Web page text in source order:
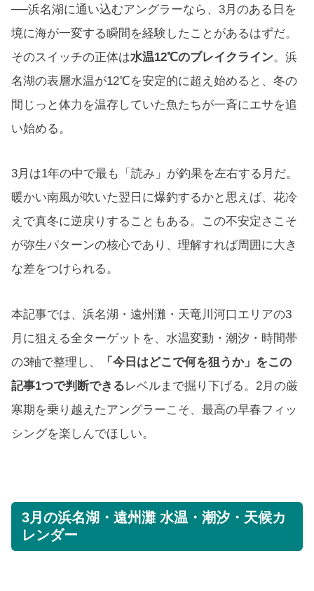
──浜名湖に通い込むアングラーなら、3月のある日を
境に海が一変する瞬間を経験したことがあるはずだ。
そのスイッチの正体は水温12℃のブレイクライン。浜
名湖の表層水温が12℃を安定的に超え始めると、冬の
間じっと体力を温存していた魚たちが一斉にエサを追
い始める。
3月は1年の中で最も「読み」が釣果を左右する月だ。
暖かい南風が吹いた翌日に爆釣するかと思えば、花冷
えで真冬に逆戻りすることもある。この不安定さこそ
が弥生パターンの核心であり、理解すれば周囲に大き
な差をつけられる。
本記事では、浜名湖・遠州灘・天竜川河口エリアの3
月に狙える全ターゲットを、水温変動・潮汐・時間帯
の3軸で整理し、
「今日はどこで何を狙うか」をこの
記事1つで判断できるレベルまで掘り下げる。2月の厳
寒期を乗り越えたアングラーこそ、最高の早春フィッ
シングを楽しんでほしい。
3月の浜名湖・遠州灘 水温・潮汐・天候カ
レンダー